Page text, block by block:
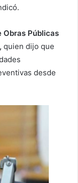
Obras Públicas
quien dijo que
desde